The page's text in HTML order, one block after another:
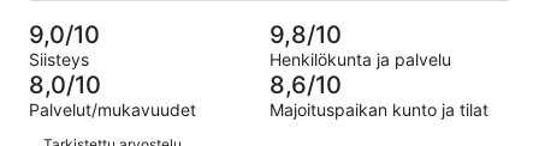
arvostelua
8
arvostelua
Huono.
0
kautta
8
arvostelua
-
Hirveä.
0
kautta
8
arvostelua
9,0/10
Siisteys
9,8/10
Henkilökunta ja palvelu
8,0/10
Palvelut/mukavuudet
8,6/10
Majoituspaikan kunto ja tilat
Arvostelut